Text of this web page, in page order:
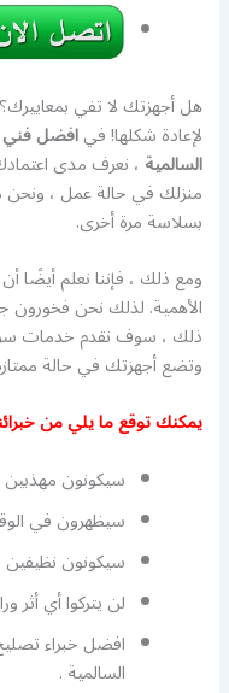
هل أجهزتك لا تفي
لإعادة شكلها! فيافضل فني
السالمية ، نعرف مدى
منزلك في حالة عمل ،
بسلاسة مرة أخرى.
ومع ذلك ، فإننا نعلم
الأهمية. لذلك نحن فخورون
ذلك ، سوف نقدم خدمات
وتضع أجهزتك في حالة
يمكنك توقع ما يلي من
سيكونون
سيظهرون في
سيكونون نظيفين
لن يتركوا أي أثر
افضل خبراء
السالمية .